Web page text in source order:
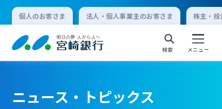
個人のお客さま 法人・個人事業主のお客さま 株主・
検索 メニュー
個人向けインターネットバンキング
ニュース・トピックス